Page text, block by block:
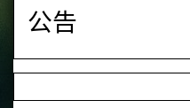
公告